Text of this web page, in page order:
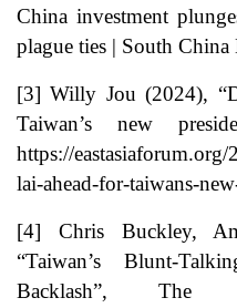
China investment
plague ties | South
[3] Willy Jou (2024),
Taiwan’s new
https://
lai-ahead-for-taiwans-
[4] Chris Buckley,
“Taiwan’s Blunt-
Backlash”,